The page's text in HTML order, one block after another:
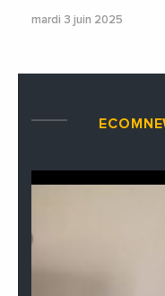
mardi 3 juin 2025